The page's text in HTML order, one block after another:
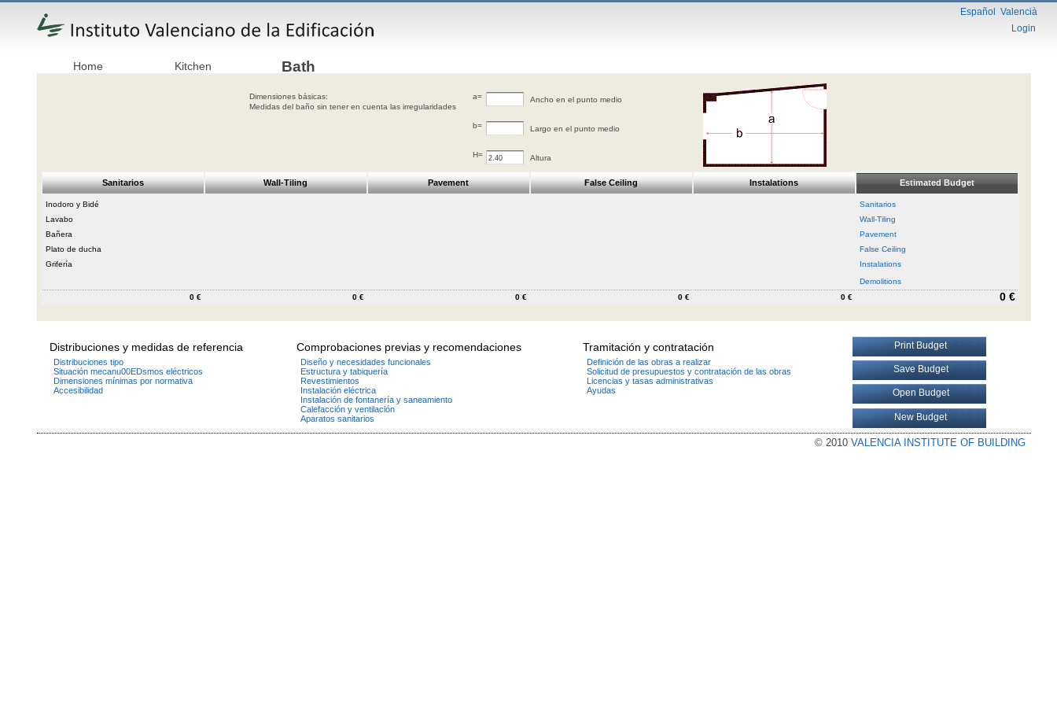
Español
Valencià
Login
Home Kitchen Bath
Dimensiones básicas:
Medidas del baño sin tener en cuenta las irregularidades
a= Ancho en el punto medio
b= Largo en el punto medio
H= Altura
Sanitarios Wall-Tiling Pavement False Ceiling Instalations Estimated Budget
Inodoro y Bidé
Lavabo
Bañera
Plato de ducha
Grifería
Sanitarios
Wall-Tiling
Pavement
False Ceiling
Instalations
Demolitions
0 €
0 € 0 € 0 € 0 € 0 €
Distribuciones y medidas de referencia
Distribuciones tipo
Situación mecanu00EDsmos eléctricos
Dimensiones mínimas por normativa
Accesibilidad
Comprobaciones previas y recomendaciones
Diseño y necesidades funcionales
Estructura y tabiquería
Revestimientos
Instalación eléctrica
Instalación de fontanería y saneamiento
Calefacción y ventilación
Aparatos sanitarios
Tramitación y contratación
Definición de las obras a realizar
Solicitud de presupuestos y contratación de las obras
Licencias y tasas administrativas
Ayudas
Print Budget
Save Budget
Open Budget
New Budget
© 2010 VALENCIA INSTITUTE OF BUILDING